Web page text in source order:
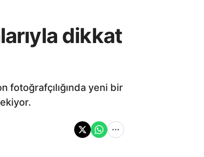
dikkat
fotoğrafçılığında yeni bir